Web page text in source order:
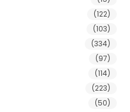
(122)
(103)
(334)
(97)
(114)
(223)
(50)